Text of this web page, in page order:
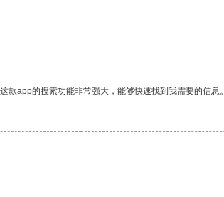
app的搜索功能非常强大，能够快速找到我需要的信息。